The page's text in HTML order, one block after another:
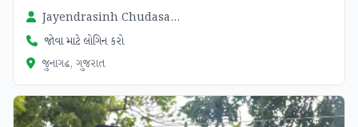
Jayendrasinh Chudasama
જોવા માટે લોગિન કરો
જુનાગઢ, ગુજરાત